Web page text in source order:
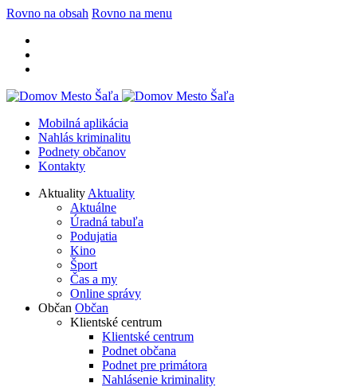
Rovno na obsah Rovno na menu
Mobilná aplikácia
Nahlás kriminalitu
Podnety občanov
Kontakty
Aktuality Aktuality
Aktuálne
Úradná tabuľa
Podujatia
Kino
Šport
Čas a my
Online správy
Občan Občan
Klientské centrum
Klientské centrum
Podnet občana
Podnet pre primátora
Nahlásenie kriminality